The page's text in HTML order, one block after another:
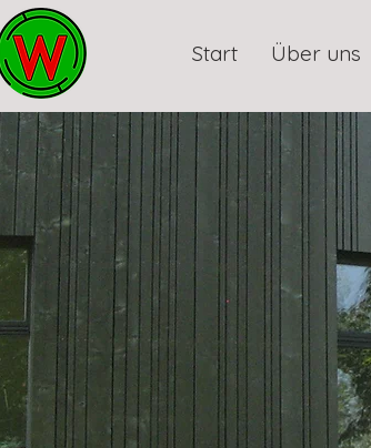
Start Über uns